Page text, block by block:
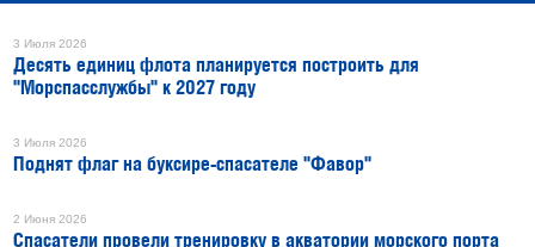
3 Июля 2026
Десять единиц флота планируется построить для
"Морспасслужбы" к 2027 году
3 Июля 2026
Поднят флаг на буксире-спасателе "Фавор"
2 Июня 2026
Спасатели провели тренировку в акватории морского порта